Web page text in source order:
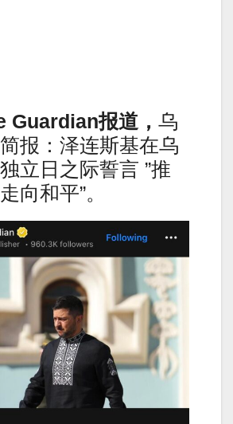
Guardian报道， 乌
报：泽连斯基在乌
立日之际誓言 ”推
向和平”。